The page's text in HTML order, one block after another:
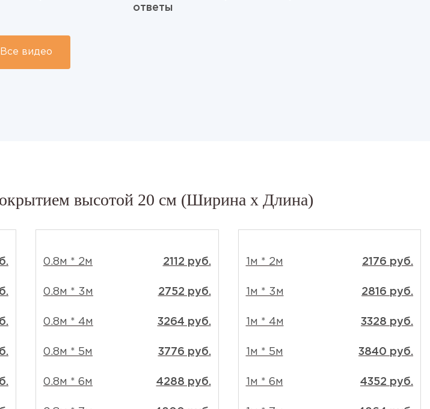
ответы
Все видео
высотой 20 см (Ширина x Длина)
0.8м * 2м 2112 руб.
0.8м * 3м 2752 руб.
0.8м * 4м 3264 руб.
0.8м * 5м 3776 руб.
0.8м * 6м 4288 руб.
1м * 2м 2176 руб.
1м * 3м 2816 руб.
1м * 4м 3328 руб.
1м * 5м 3840 руб.
1м * 6м 4352 руб.